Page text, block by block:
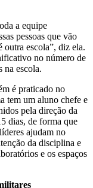
a equipe
pessoas que vão
outra escola”, diz ela.
no número de
na escola.
é praticado no
tem um aluno chefe e
pela direção da
dias, de forma que
ajudam no
da disciplina e
e os espaços